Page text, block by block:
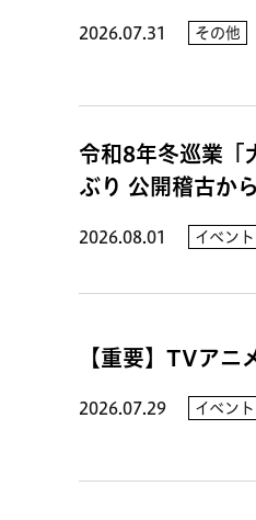
2026.07.31 その他
令和8年冬巡業「
ぶり 公開稽古か
2026.08.01 イベント
【重要】TVアニ
2026.07.29 イベント